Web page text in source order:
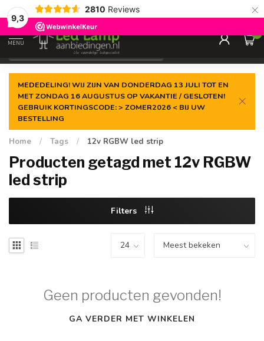
9,3
2810 Reviews ×
Gegarandeerde delaagste prijs
MENU
0
MEDEDELING! WIJ ZIJN VAN DONDERDAG 13 JULI TOT EN
MET ZONDAG 16 AUGUSTUS OP VAKANTIE / GESLOTEN!
GEBRUIK KORTINGSCODE: > ZOMER2026 < BIJ UW
BESTELLING
Home / Tags / 12v RGBW led strip
Producten getagd met 12v RGBW
led strip
Filters
Geen producten gevonden!
GA VERDER MET WINKELEN